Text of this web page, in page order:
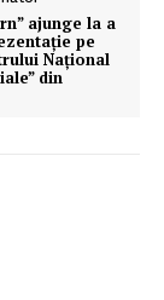
ajunge la a
pe
Național
din